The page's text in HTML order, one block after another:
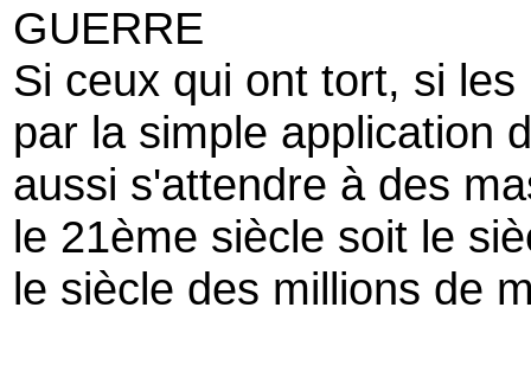
GUERRE
Si ceux qui ont tort, si
par la simple application
aussi s'attendre à des
le 21ème siècle soit le
le siècle des millions de